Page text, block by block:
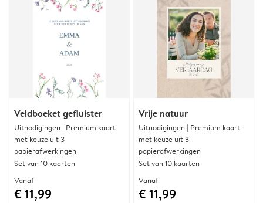
Veldboeket gefluister
Uitnodigingen | Premium kaart
met keuze uit 3
papierafwerkingen
Set van 10 kaarten
Vanaf
€ 11,99
Vrije natuur
Uitnodigingen | Premium kaart
met keuze uit 3
papierafwerkingen
Set van 10 kaarten
Vanaf
€ 11,99